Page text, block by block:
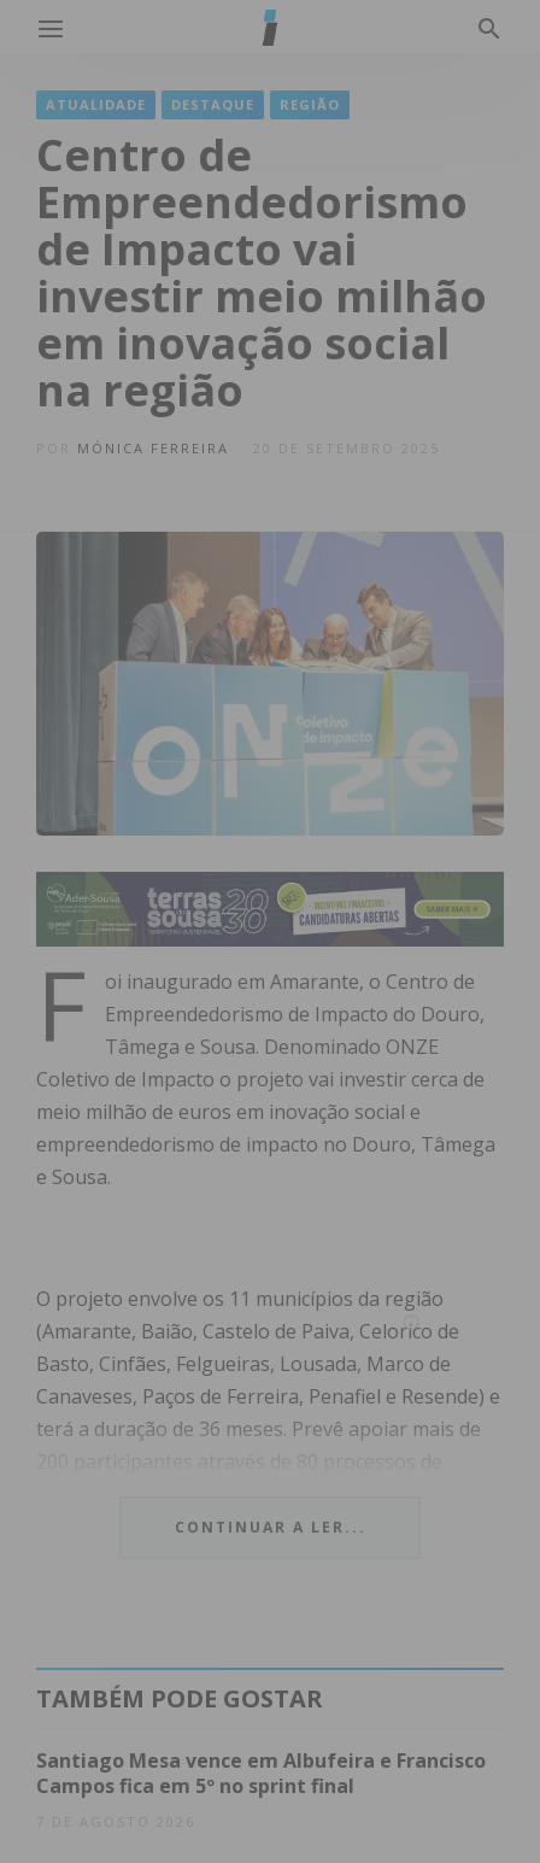
ATUALIDADE DESTAQUE REGIÃO
Centro de
Empreendedorismo
de Impacto vai
investir meio milhão
em inovação social
na região
MÓNICA FERREIRA 20 DE SETEMBRO 2025
F
oi inaugurado em Amarante, o Centro de
Empreendedorismo de Impacto do Douro,
Tâmega e Sousa. Denominado ONZE
Coletivo de Impacto o projeto vai investir cerca de
meio milhão de euros em inovação social e
empreendedorismo de impacto no Douro, Tâmega
e Sousa.
O projeto envolve os 11 municípios da região
(Amarante, Baião, Castelo de Paiva, Celorico de
Basto, Cinfães, Felgueiras, Lousada, Marco de
Canaveses, Paços de Ferreira, Penafiel e Resende) e
terá a duração de 36 meses. Prevê apoiar mais de
pela Fundação Manuel António da Mota. O projeto
(IET), em consórcio com a Escola Superior de
Tecnologia e Gestão do Politécnico do Porto (ESTG
| P.PORTO).
CONTINUAR A LER...
TAMBÉM PODE GOSTAR
Santiago Mesa vence em Albufeira e Francisco
Campos fica em 5º no sprint final
7 DE AGOSTO 2026